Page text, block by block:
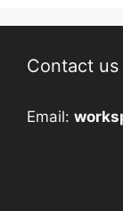
Contact us
Email: